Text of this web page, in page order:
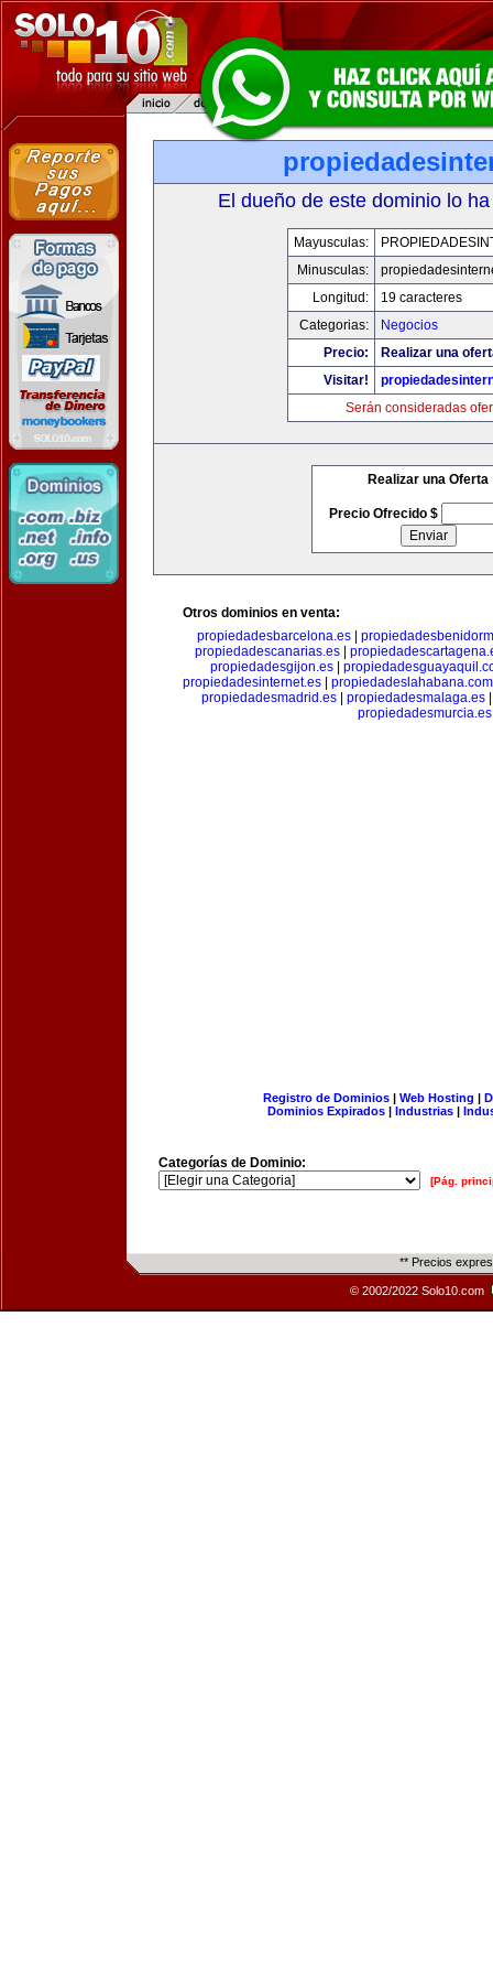
El dueño de este dominio lo
Mayusculas:
Minusculas:
Longitud:
19 caracteres
Categorias:
Negocios
Precio:
Realizar una
Visitar!
Serán consideradas
Realizar una Oferta
Precio Ofrecido $
Otros dominios en venta:
propiedadesbarcelona.es
propiedadescanarias.es|
propiedadesgijon.es
propiedadesinternet.es
propiedadeslahabana.com
propiedadesmadrid.es
propiedadesmalaga.es
propiedadesmurcia.es
Registro de Dominios| Web Hosting |
Dominios Expirados | Industrias |
Categorías de Dominio:
[Pág.
** Precios
© 2002/2022 Solo10.com